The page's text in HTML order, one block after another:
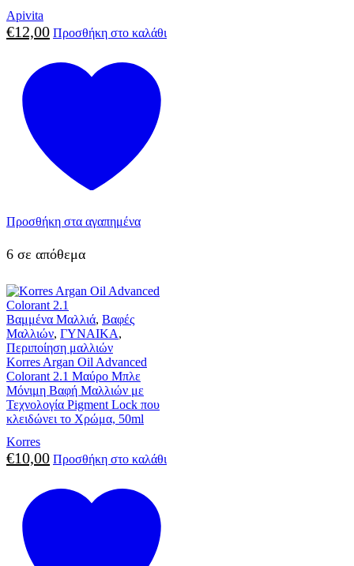
Apivita
€12,00 Προσθήκη στο καλάθι
Προσθήκη στα αγαπημένα
6 σε απόθεμα
Βαμμένα Μαλλιά, Βαφές
Μαλλιών, ΓΥΝΑΙΚΑ,
Περιποίηση μαλλιών
Korres Argan Oil Advanced
Colorant 2.1 Μαύρο Μπλε
Μόνιμη Βαφή Μαλλιών με
Τεχνολογία Pigment Lock που
κλειδώνει το Χρώμα, 50ml
Korres
€10,00 Προσθήκη στο καλάθι